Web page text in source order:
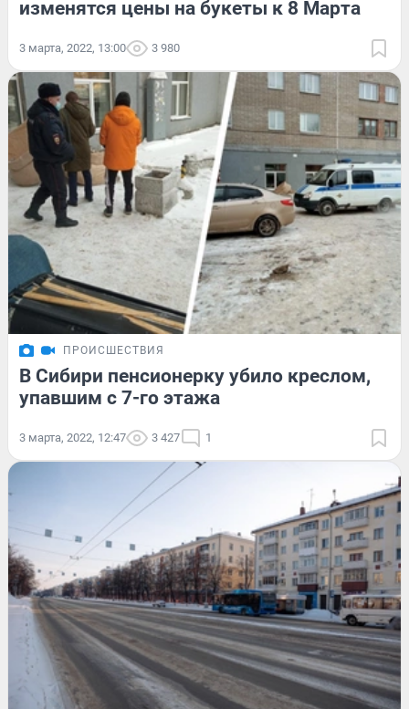
изменятся цены на букеты к 8 Марта
3 марта, 2022, 13:00 3 980
ПРОИСШЕСТВИЯ
В Сибири пенсионерку убило креслом,
упавшим с 7-го этажа
3 марта, 2022, 12:47 3 427 1